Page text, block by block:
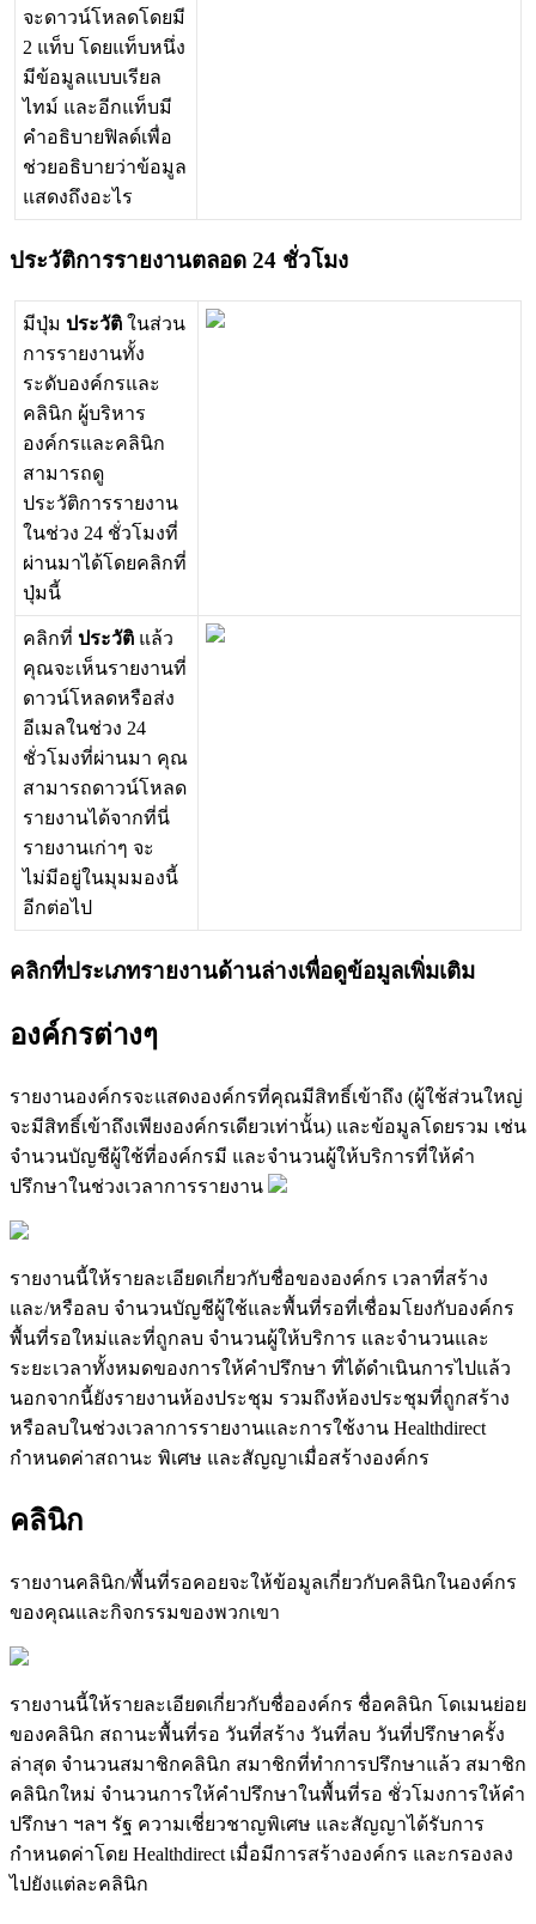
จะดาวนโหลดโดยม
2 แทบ โดยแทบหนง
มขอมลแบบเรยล
ไทม และอกแทบม
คอธบายฟลดเพอ
ชวยอธบายวาขอมล
แสดงถงอะไร
ประวตการรายงานตลอด 24 ชวโมง
มปม ประวต ในสวน
การรายงานทง
ระดบองคกรและ
คลนก ผบรหาร
องคกรและคลนก
สามารถด
ประวตการรายงาน
ในชวง 24 ชวโมงท
ผานมาไดโดยคลกท
ปมน
คลกท ประวต แลว
คณจะเหนรายงานท
ดาวนโหลดหรอสง
อเมลในชวง 24
ชวโมงทผานมา คณ
สามารถดาวนโหลด
รายงานไดจากทน
รายงานเกาๆ จะ
ไมมอยในมมมองน
อกตอไป
คลกทประเภทรายงานดานลางเพอดขอมลเพมเตม
องคกรตางๆ
รายงานองคกรจะแสดงองคกรทคณมสทธเขาถง (ผใชสวนใหญ
จะมสทธเขาถงเพยงองคกรเดยวเทานน) และขอมลโดยรวม เชน
จนวนบญชผใชทองคกรม และจนวนผใหบรการทใหค
ปรกษาในชวงเวลาการรายงาน
รายงานนใหรายละเอยดเกยวกบชอขององคกร เวลาทสราง
และ/หรอลบ จนวนบญชผใชและพนทรอทเชอมโยงกบองคกร
พนทรอใหมและทถกลบ จนวนผใหบรการ และจนวนและ
ระยะเวลาทงหมดของการใหคปรกษา ทไดดเนนการไปแลว
นอกจากนยงรายงานหองประชม รวมถงหองประชมทถกสราง
หรอลบในชวงเวลาการรายงานและการใชงาน Healthdirect
กหนดคาสถานะ พเศษ และสญญาเมอสรางองคกร
คลนก
รายงานคลนก/พนทรอคอยจะใหขอมลเกยวกบคลนกในองคกร
ของคณและกจกรรมของพวกเขา
รายงานนใหรายละเอยดเกยวกบชอองคกร ชอคลนก โดเมนยอย
ของคลนก สถานะพนทรอ วนทสราง วนทลบ วนทปรกษาครง
ลาสด จนวนสมาชกคลนก สมาชกททการปรกษาแลว สมาชก
คลนกใหม จนวนการใหคปรกษาในพนทรอ ชวโมงการใหค
ปรกษา ฯลฯ รฐ ความเชยวชาญพเศษ และสญญาไดรบการ
กหนดคาโดย Healthdirect เมอมการสรางองคกร และกรองลง
ไปยงแตละคลนก